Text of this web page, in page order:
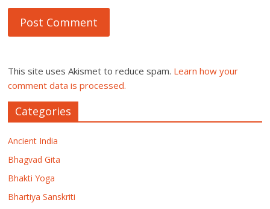
This site uses Akismet to reduce spam. Learn how your
comment data is processed.
Categories
Ancient India
Bhagvad Gita
Bhakti Yoga
Bhartiya Sanskriti